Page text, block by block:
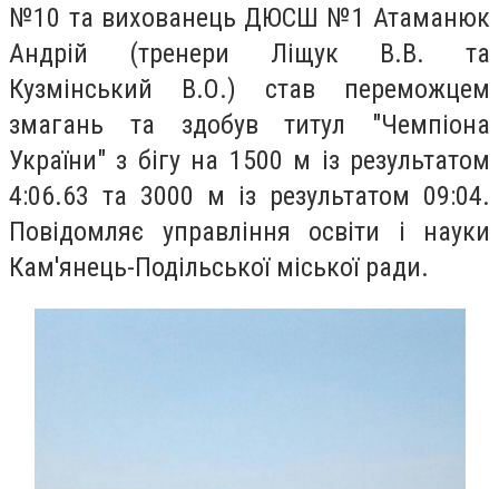
№10 та вихованець ДЮСШ №1 Атаманюк
Андрій (тренери Ліщук В.В. та
Кузмінський В.О.) став переможцем
змагань та здобув титул "Чемпіона
України" з бігу на 1500 м із результатом
4:06.63 та 3000 м із результатом 09:04.
Повідомляє управління освіти і науки
Кам'янець-Подільської міської ради.